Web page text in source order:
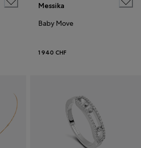
Messika
Baby Move
1 940 CHF